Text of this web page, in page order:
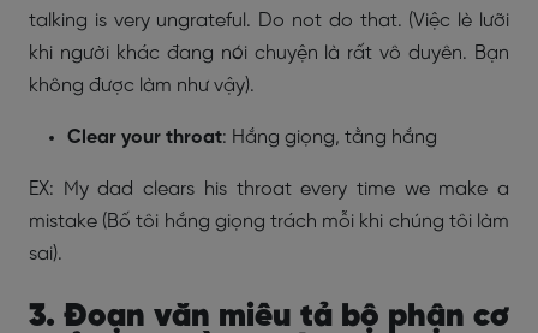
talking is very ungrateful. Do not do that. (Việc lè lưỡi
khi người khác đang nói chuyện là rất vô duyên. Bạn
không được làm như vậy).
Clear your throat: Hắng giọng, tằng hắng
EX: My dad clears his throat every time we make a
mistake (Bố tôi hắng giọng trách mỗi khi chúng tôi làm
sai).
3. Đoạn văn miêu tả bộ phận cơ